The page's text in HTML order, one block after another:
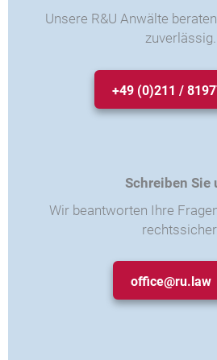
Unsere R&U Anwälte
zuverlässig.
+49 (0)211 /
Schreiben Sie
Wir beantworten Ihre
rechtssicher.
office@ru.law